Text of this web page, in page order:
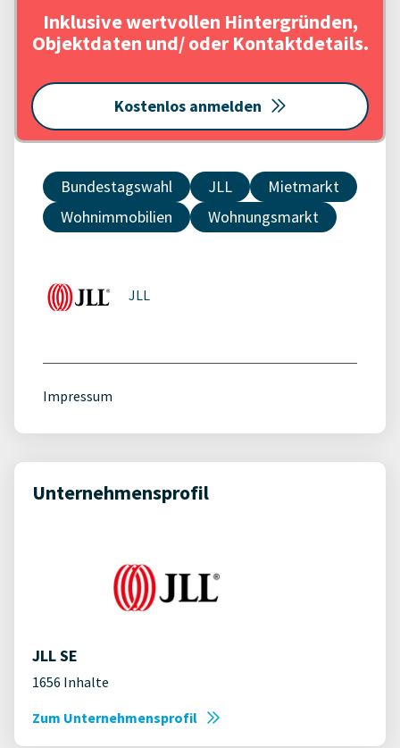
Inklusive wertvollen Hintergründen,
Objektdaten und/ oder Kontaktdetails.
Kostenlos anmelden
Bundestagswahl JLL
Mietmarkt
Wohnimmobilien
Wohnungsmarkt
JLL
Impressum
Unternehmensprofil
JLL SE
1656 Inhalte
Zum Unternehmensprofil